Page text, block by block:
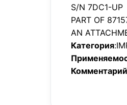
S/N 7DC1-UP
PART OF
AN
Категория